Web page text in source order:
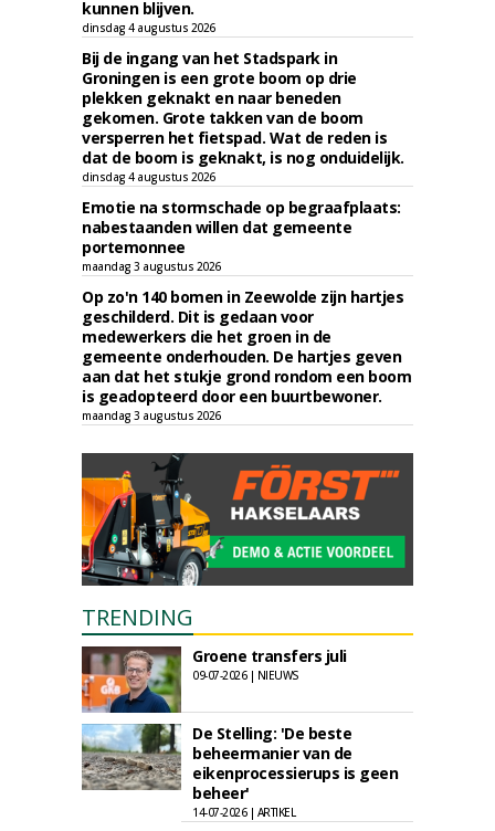
kunnen blijven.
dinsdag 4 augustus 2026
Bij de ingang van het Stadspark in
Groningen is een grote boom op drie
plekken geknakt en naar beneden
gekomen. Grote takken van de boom
versperren het fietspad. Wat de reden is
dat de boom is geknakt, is nog onduidelijk.
dinsdag 4 augustus 2026
Emotie na stormschade op begraafplaats:
nabestaanden willen dat gemeente
portemonnee
maandag 3 augustus 2026
Op zo'n 140 bomen in Zeewolde zijn hartjes
geschilderd. Dit is gedaan voor
medewerkers die het groen in de
gemeente onderhouden. De hartjes geven
aan dat het stukje grond rondom een boom
is geadopteerd door een buurtbewoner.
maandag 3 augustus 2026
TRENDING
Groene transfers juli
09-07-2026 | NIEUWS
De Stelling: 'De beste
beheermanier van de
eikenprocessierups is geen
beheer'
14-07-2026 | ARTIKEL